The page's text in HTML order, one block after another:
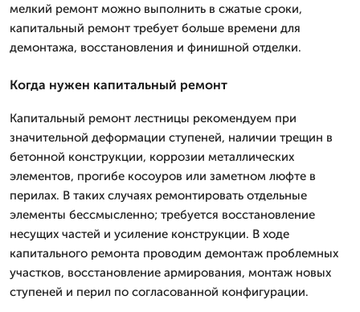
мелкий ремонт можно выполнить в сжатые сроки,
капитальный ремонт требует больше времени для
демонтажа, восстановления и финишной отделки.
Когда нужен капитальный ремонт
Капитальный ремонт лестницы рекомендуем при
значительной деформации ступеней, наличии трещин в
бетонной конструкции, коррозии металлических
элементов, прогибе косоуров или заметном люфте в
перилах. В таких случаях ремонтировать отдельные
элементы бессмысленно; требуется восстановление
несущих частей и усиление конструкции. В ходе
капитального ремонта проводим демонтаж проблемных
участков, восстановление армирования, монтаж новых
ступеней и перил по согласованной конфигурации.